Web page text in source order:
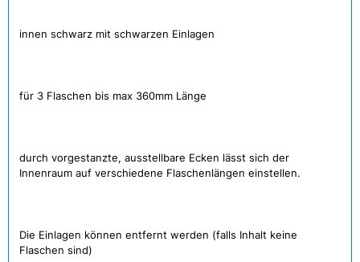
innen schwarz mit schwarzen Einlagen
für 3 Flaschen bis max 360mm Länge
durch vorgestanzte, ausstellbare Ecken lässt sich der
Innenraum auf verschiedene Flaschenlängen einstellen.
Die Einlagen können entfernt werden (falls Inhalt keine
Flaschen sind)